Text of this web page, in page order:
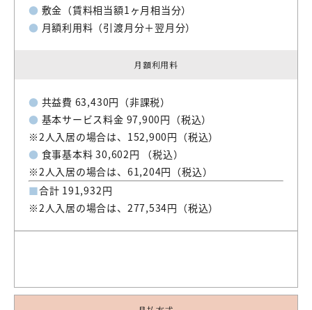
● 敷金（賃料相当額1ヶ月相当分）
● 月額利用料（引渡月分＋翌月分）
月額利用料
● 共益費 63,430円（非課税）
● 基本サービス料金 97,900円（税込）
※2人入居の場合は、152,900円（税込）
● 食事基本料 30,602円 （税込）
※2人入居の場合は、61,204円（税込）
■合計 191,932円
※2人入居の場合は、277,534円（税込）